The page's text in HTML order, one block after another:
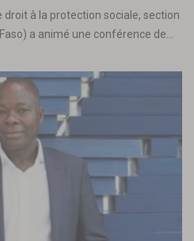
droit à la protection sociale, section
a animé une conférence de…